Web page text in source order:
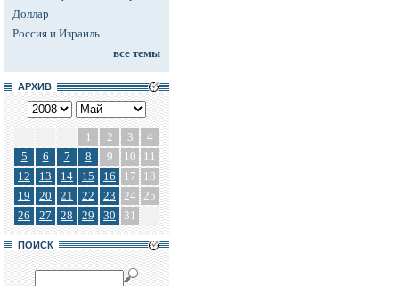
Доллар
Россия и Израиль
все темы
АРХИВ
1 2 3
4
5
6 7 8 9 10
11
12
13 14 15 16 17
18
19
20 21 22 23 24 25
26
27 28 29 30 31
ПОИСК